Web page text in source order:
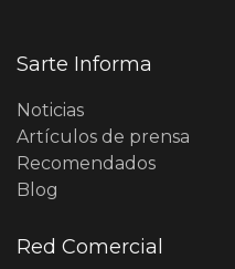
Sarte Informa
Noticias
Artículos de prensa
Recomendados
Blog
Red Comercial